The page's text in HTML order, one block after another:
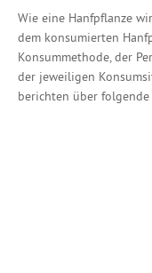
Wie eine Hanfpflanze
dem konsumierten
Konsummethode, der
der jeweiligen
berichten über